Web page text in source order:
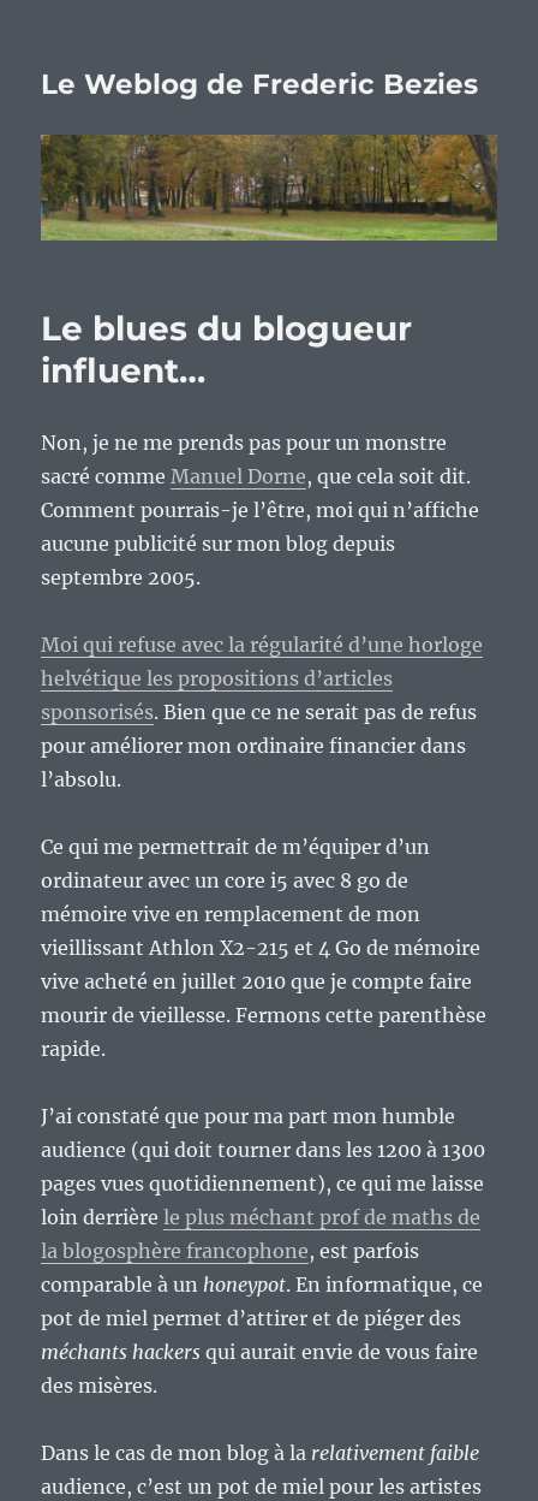
Le Weblog de Frederic Bezies
Le blues du blogueur
influent…
Non, je ne me prends pas pour un monstre
sacré commeManuel Dorne, que cela soit dit.
Comment pourrais-je l’être, moi qui n’affiche
aucune publicité sur mon blog depuis
septembre 2005.
Moi qui refuse avec la régularité d’une horloge
helvétique les propositions d’articles
sponsorisés. Bien que ce ne serait pas de refus
pour améliorer mon ordinaire financier dans
l’absolu.
Ce qui me permettrait de m’équiper d’un
ordinateur avec un core i5 avec 8 go de
mémoire vive en remplacement de mon
vieillissant Athlon X2-215 et 4 Go de mémoire
vive acheté en juillet 2010 que je compte faire
mourir de vieillesse. Fermons cette parenthèse
rapide.
J’ai constaté que pour ma part mon humble
audience (qui doit tourner dans les 1200 à 1300
pages vues quotidiennement), ce qui me laisse
loin derrièrele plus méchant prof de maths de
la blogosphère francophone, est parfois
comparable à un honeypot. En informatique, ce
pot de miel permet d’attirer et de piéger des
méchants hackers qui aurait envie de vous faire
des misères.
Dans le cas de mon blog à la relativement faible
audience, c’est un pot de miel pour les artistes